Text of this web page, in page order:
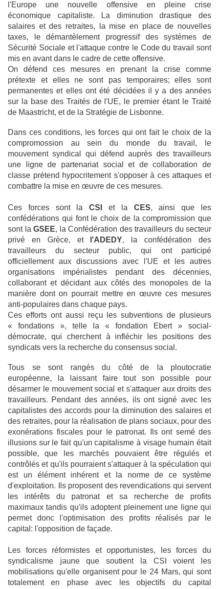
l'Europe une nouvelle offensive en pleine crise
économique capitaliste. La diminution drastique des
salaires et des retraites, la mise en place de nouvelles
taxes, le démantèlement progressif des systèmes de
Sécurité Sociale et l'attaque contre le Code du travail sont
mis en avant dans le cadre de cette offensive.
On défend ces mesures en prenant la crise comme
prétexte et elles ne sont pas temporaires; elles sont
permanentes et elles ont été décidées il y a des années
sur la base des Traités de l'UE, le premier étant le Traité
de Maastricht, et de la Stratégie de Lisbonne.
Dans ces conditions, les forces qui ont fait le choix de la
compromossion au sein du monde du travail, le
mouvement syndical qui défend auprès des travailleurs
une ligne de partenariat social et de collaboration de
classe prétend hypocritement s'opposer à ces attaques et
combattre la mise en œuvre de ces mesures.
Ces forces sont la CSI et la CES, ainsi que les
confédérations qui font le choix de la compromission que
sont la GSEE, la Confédération des travailleurs du secteur
privé en Grèce, et
l'ADEDY, la confédération des
travailleurs du secteur public, qui ont participé
officiellement aux discussions avec l'UE et les autres
organisations impérialistes pendant des décennies,
collaborant et décidant aux côtés des monopoles de la
manière dont on pourrait mettre en œuvre ces mesures
anti-populaires dans chaque pays.
Ces efforts ont aussi reçu les subventions de plusieurs
« fondations », telle la « fondation Ebert » social-
démocrate, qui cherchent à infléchir les positions des
syndicats vers la recherche du consensus social.
Tous se sont rangés du côté de la ploutocratie
européenne, la laissant faire tout son possible pour
désarmer le mouvement social et s'attaquer aux droits des
travailleurs. Pendant des années, ils ont signé avec les
capitalistes des accords pour la diminution des salaires et
des retraites, pour la réalisation de plans sociaux, pour des
exonérations fiscales pour le patronat. Ils ont semé des
illusions sur le fait qu'un capitalisme à visage humain était
possible, que les marchés pouvaient être régulés et
contrôlés et qu'ils pourraient s'attaquer à la spéculation qui
est un élément inhérent et la norme de ce système
d'exploitation. Ils proposent des revendications qui servent
les intérêts du patronat et sa recherche de profits
maximaux tandis qu'ils adoptent pleinement une ligne qui
permet donc l'optimisation des profits réalisés par le
capital: l'opposition de façade.
Les forces réformistes et opportunistes, les forces du
syndicalisme jaune que soutient la CSI voient les
mobilisations qu'elle organisent pour le 24 Mars, qui sont
totalement en phase avec les objectifs du capital